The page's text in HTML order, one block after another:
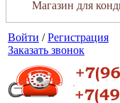
Магазин для
Войти /Регистрация
Заказать звонок